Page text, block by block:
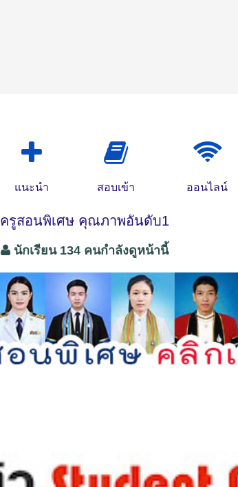
แนะนำ สอบเข้า ออนไลน์
ครูสอนพิเศษ คุณภาพอันดับ1
นักเรียน 134 คนกำลังดูหน้านี้